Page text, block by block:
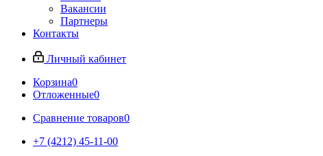
Вакансии
Партнеры
Контакты
Личный кабинет
Корзина0
Отложенные0
Сравнение товаров0
+7 (4212) 45-11-00